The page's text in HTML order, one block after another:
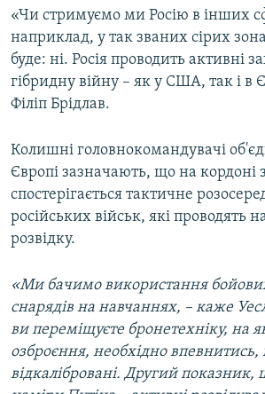
«Чи стримуємо ми Росію в інших
наприклад, у так званих сірих
буде: ні. Росія проводить активні
гібридну війну – як у США, так і в
Філіп Брідлав.
Колишні головнокомандувачі
Європі зазначають, що на кордоні
спостерігається тактичне
російських військ, які проводять
розвідку.
«Ми бачимо використання
снарядів на навчаннях, – каже
ви переміщуєте бронетехніку, на
озброєння, необхідно
відкалібровані. Другий показник,